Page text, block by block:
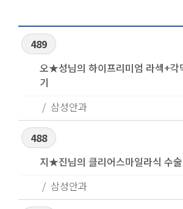
489
오★성님의 하이프리미엄 라섹+각
기
삼성안과
488
지★진님의 클리어스마일라식 수
삼성안과